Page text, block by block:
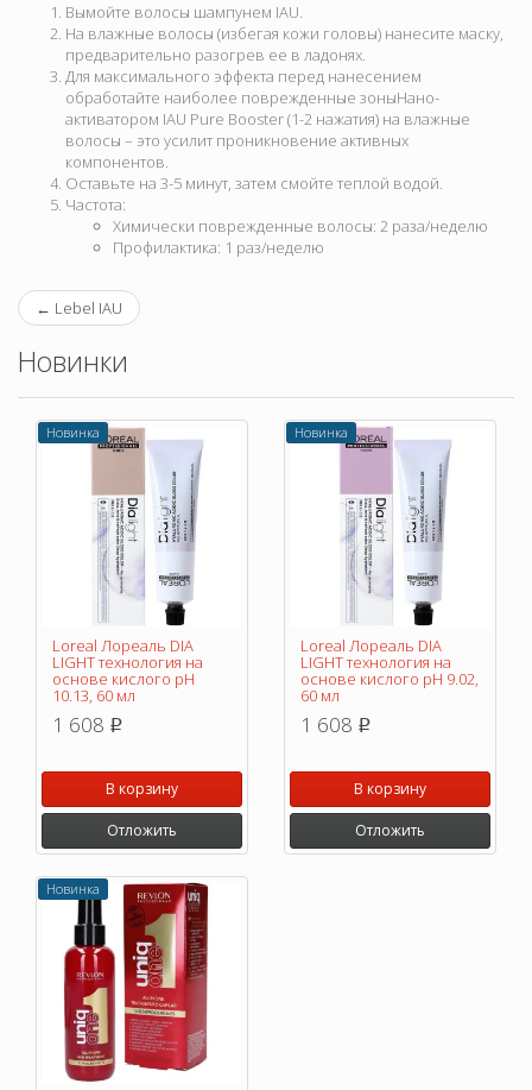
Вымойте волосы шампунем IAU.
На влажные волосы (избегая кожи головы) нанесите маску,
предварительно разогрев ее в ладонях.
Для максимального эффекта перед нанесением
обработайте наиболее поврежденные зоныНано-
активатором IAU Pure Booster (1-2 нажатия) на влажные
волосы – это усилит проникновение активных
компонентов.
Оставьте на 3-5 минут, затем смойте теплой водой.
Частота:
Химически поврежденные волосы: 2 раза/неделю
Профилактика: 1 раз/неделю
← Lebel IAU
Новинки
Новинка
Loreal Лореаль DIA
LIGHT технология на
основе кислого pH
10.13, 60 мл
1 608 p
В корзину
Отложить
Новинка
Loreal Лореаль DIA
LIGHT технология на
основе кислого pH 9.02,
60 мл
1 608 p
В корзину
Отложить
Новинка